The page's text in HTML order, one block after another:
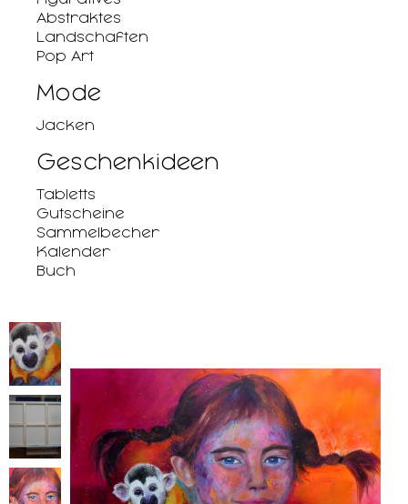
Abstraktes
Landschaften
Pop Art
Mode
Jacken
Geschenkideen
Tabletts
Gutscheine
Sammelbecher
Kalender
Buch